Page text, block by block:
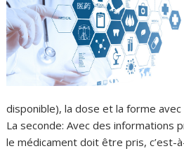
disponible), la dose et la forme
La seconde: Avec des informations
le médicament doit être pris, c’est-